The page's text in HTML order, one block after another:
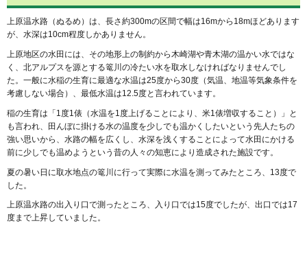
上原温水路（ぬるめ）は、長さ約300mの区間で幅は16mから18mほどあります
が、水深は10cm程度しかありません。
上原地区の水田には、その地形上の制約から木崎湖や青木湖の温かい水ではな
く、北アルプスを源とする篭川の冷たい水を取水しなければなりませんでし
た。一般に水稲の生育に最適な水温は25度から30度（気温、地温等気象条件を
考慮しない場合）、最低水温は12.5度と言われています。
稲の生育は「1度1俵（水温を1度上げることにより、米1俵増収すること）」と
も言われ、田んぼに掛ける水の温度を少しでも温かくしたいという先人たちの
強い思いから、水路の幅を広くし、水深を浅くすることによって水田にかける
前に少しでも温めようという昔の人々の知恵により造成された施設です。
夏の暑い日に取水地点の篭川に行って実際に水温を測ってみたところ、13度で
した。
上原温水路の出入り口で測ったところ、入り口では15度でしたが、出口では17
度まで上昇していました。